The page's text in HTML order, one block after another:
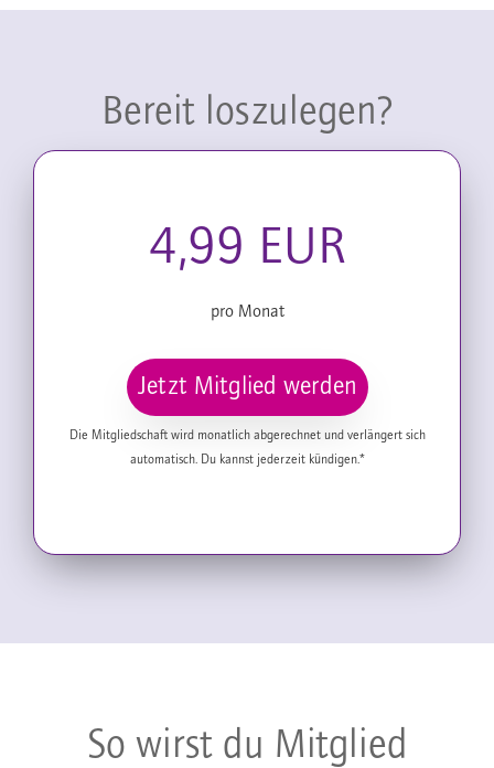
Bereit loszulegen?
4,99 EUR
pro Monat
Jetzt Mitglied werden
Die Mitgliedschaft wird monatlich abgerechnet und verlängert sich
automatisch. Du kannst jederzeit kündigen.*
So wirst du Mitglied